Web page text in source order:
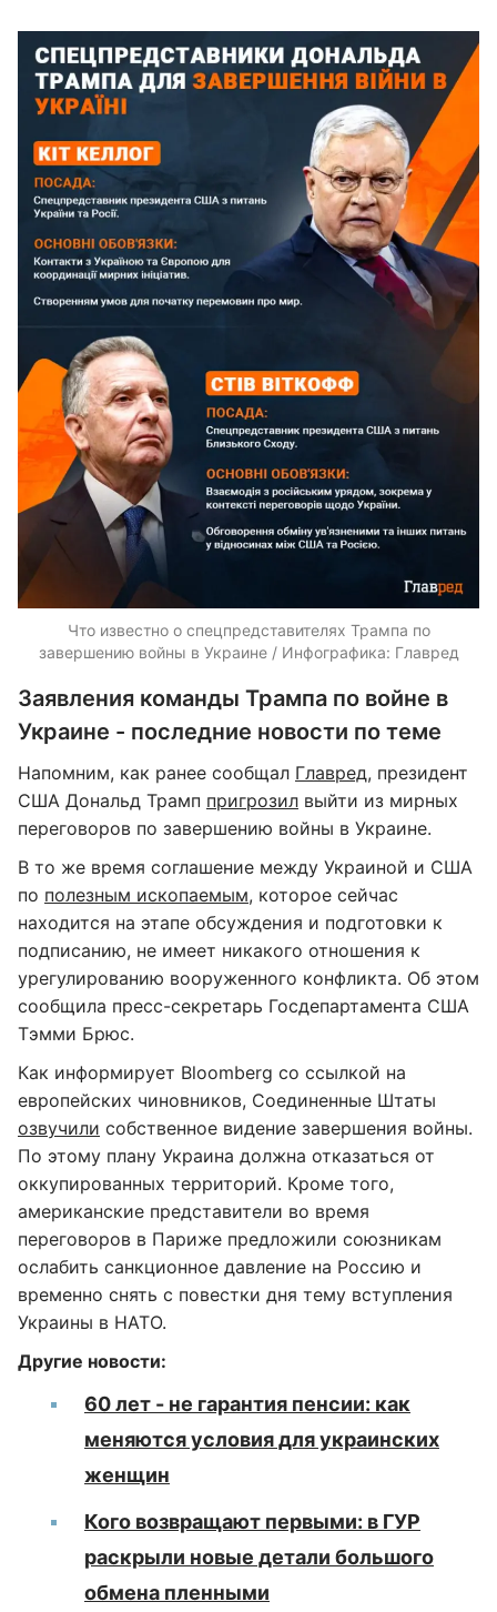
Что известно о спецпредставителях Трампа по
завершению войны в Украине / Инфографика: Главред
Заявления команды Трампа по войне в
Украине - последние новости по теме
Напомним, как ранее сообщал Главред, президент
США Дональд Трамп пригрозил выйти из мирных
переговоров по завершению войны в Украине.
В то же время соглашение между Украиной и США
по полезным ископаемым, которое сейчас
находится на этапе обсуждения и подготовки к
подписанию, не имеет никакого отношения к
урегулированию вооруженного конфликта. Об этом
сообщила пресс-секретарь Госдепартамента США
Тэмми Брюс.
Как информирует Bloomberg со ссылкой на
европейских чиновников, Соединенные Штаты
озвучили собственное видение завершения войны.
По этому плану Украина должна отказаться от
оккупированных территорий. Кроме того,
американские представители во время
переговоров в Париже предложили союзникам
ослабить санкционное давление на Россию и
временно снять с повестки дня тему вступления
Украины в НАТО.
Другие новости:
60 лет - не гарантия пенсии: как
меняются условия для украинских
женщин
Кого возвращают первыми: в ГУР
раскрыли новые детали большого
обмена пленными